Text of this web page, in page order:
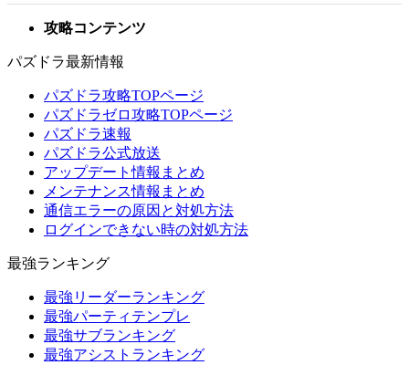
攻略コンテンツ
パズドラ最新情報
パズドラ攻略TOPページ
パズドラゼロ攻略TOPページ
パズドラ速報
パズドラ公式放送
アップデート情報まとめ
メンテナンス情報まとめ
通信エラーの原因と対処方法
ログインできない時の対処方法
最強ランキング
最強リーダーランキング
最強パーティテンプレ
最強サブランキング
最強アシストランキング